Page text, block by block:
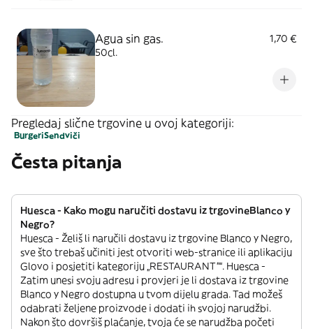
Agua sin gas.
1,70 €
50cl.
Pregledaj slične trgovine u ovoj kategoriji:
BurgeriSendviči
Česta pitanja
Huesca - Kako mogu naručiti dostavu iz trgovineBlanco y
Negro?
Huesca - Želiš li naručili dostavu iz trgovine Blanco y Negro,
sve što trebaš učiniti jest otvoriti web-stranice ili aplikaciju
Glovo i posjetiti kategoriju „RESTAURANT”“. Huesca -
Zatim unesi svoju adresu i provjeri je li dostava iz trgovine
Blanco y Negro dostupna u tvom dijelu grada. Tad možeš
odabrati željene proizvode i dodati ih svojoj narudžbi.
Nakon što dovršiš plaćanje, tvoja će se narudžba početi